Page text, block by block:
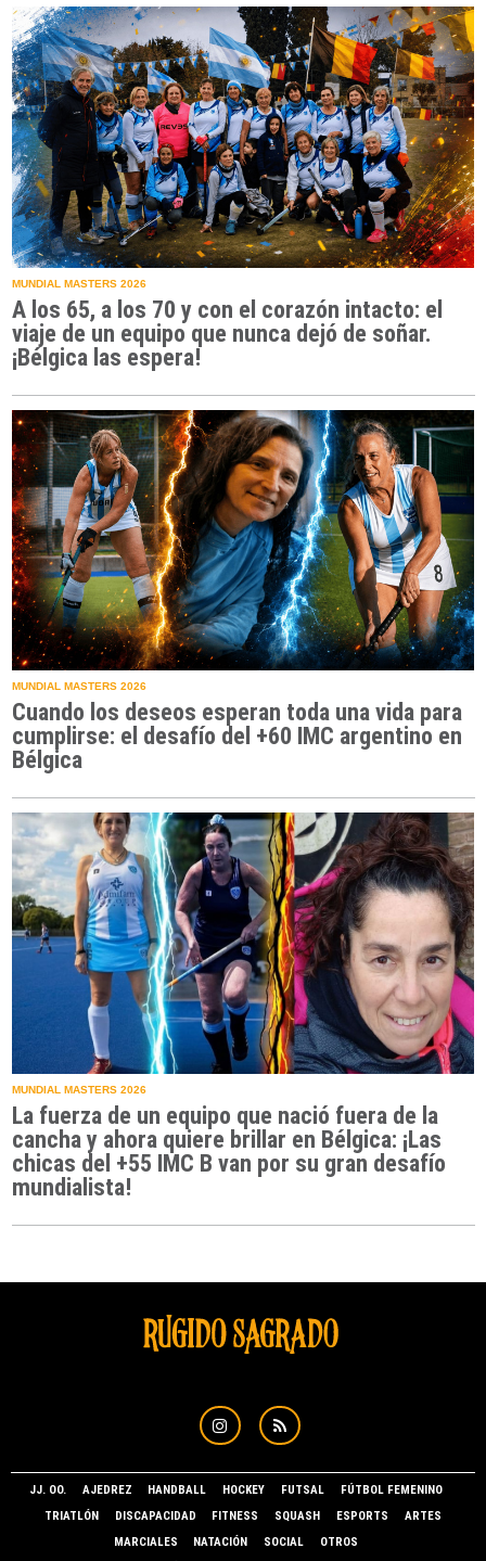
MUNDIAL MASTERS 2026
A los 65, a los 70 y con el corazón intacto: el
viaje de un equipo que nunca dejó de soñar.
¡Bélgica las espera!
MUNDIAL MASTERS 2026
Cuando los deseos esperan toda una vida para
cumplirse: el desafío del +60 IMC argentino en
Bélgica
MUNDIAL MASTERS 2026
La fuerza de un equipo que nació fuera de la
cancha y ahora quiere brillar en Bélgica: ¡Las
chicas del +55 IMC B van por su gran desafío
mundialista!
JJ. OO. AJEDREZ HANDBALL HOCKEY FUTSAL
FÚTBOL FEMENINO
TRIATLÓN
DISCAPACIDAD FITNESS SQUASH ESPORTS
ARTES
MARCIALES
NATACIÓN SOCIAL OTROS